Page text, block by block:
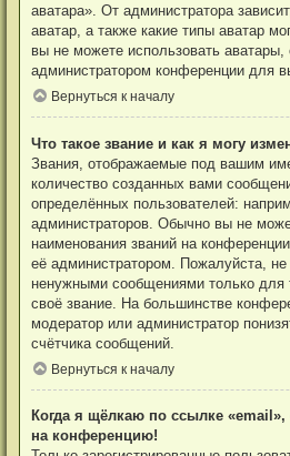
аватара». От администратора
аватар, а также какие типы аватар
вы не можете использовать аватары,
администратором конференции для
Вернуться к началу
Что такое звание и как я могу
Звания, отображаемые под вашим
количество созданных вами
определённых пользователей:
администраторов. Обычно вы не
наименования званий на
её администратором. Пожалуйста,
ненужными сообщениями только для
своё звание. На большинстве
модератор или администратор
счётчика сообщений.
Вернуться к началу
Когда я щёлкаю по ссылке
на конференцию!